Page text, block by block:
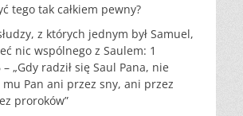
tego tak całkiem pewny?
z których jednym był Samuel,
nic wspólnego z Saulem: 1
„Gdy radził się Saul Pana, nie
mu Pan ani przez sny, ani przez
proroków”